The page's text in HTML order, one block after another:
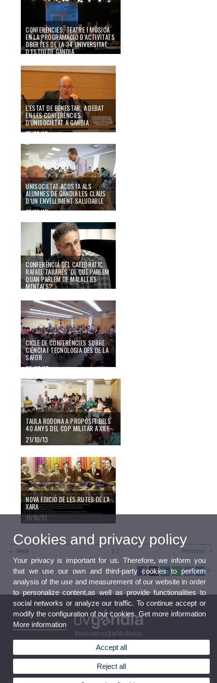
CONFERÈNCIES, TEATRE I MÚSICA
EN LA PROGRAMACIÓ D’ACTIVITATS
OBERTES DE LA 34 UNIVERSITAT
D’ESTIU DE GANDIA
L'ESTAT DE BENESTAR, A DEBAT
EN LES CONFERÈNCIES
D'UNISOCIETAT A GANDIA
15/12/16
UNISOCIETAT ACOSTA ALS
ALUMNES DE GANDIA LES CLAUS
D’UN ENVELLIMENT SALUDABLE
13/12/16
CONFERÈNCIA DEL CATEDRÀTIC
RAFAEL TABARÉS 'DE QUÈ PARLEM
QUAN PARLEM DE MALALTIES
MENTALS?'
CICLE DE CONFERÈNCIES SOBRE
CIÈNCIA I TECNOLOGIA DES DE LA
SAFOR
25/10/13
TAULA RODONA A PROPÒSIT DELS
40 ANYS DEL COP MILITAR A XILE
21/10/13
NOVA EDICIÓ DE LES RUTES DE LA
XARA
11/10/13
Next Previous
1 2
Cookies and privacy policy
Your privacy is important for us. Therefore, we inform you
that we use our own and third-party cookies to perform
analysis of the use and measurement of our website in order
to personalize content,as well as provide functionalities to
social networks or analyze our traffic. To continue accept or
modify the configuration of our cookies. Get more information
More information
Accept all
Reject all